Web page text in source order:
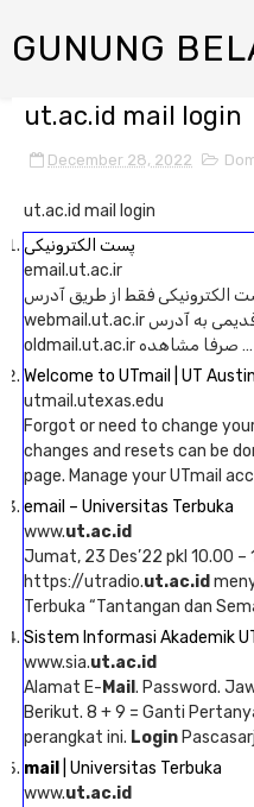
GUNUNG
ut.ac.id mail login
December 28, 2022
ut.ac.id mail login
پست الکترونیکی
email.ut.ac.ir
الکترونیکی فقط از طریق آدرس
webmail.ut.ac.ir امکانپذیر خواهد بود و در وب میل قدیمی به آدرس
oldmail.ut.ac.ir صرفا مشاهده …
Welcome to UTmail | UT Austin
utmail.utexas.edu
Forgot or need to change
changes and resets can be
page. Manage your UTmail
email – Universitas Terbuka
www.ut.ac.id
Jumat, 23 Des’22 pkl 10.00 –
https://utradio.ut.ac.id
Terbuka “Tantangan dan
Sistem Informasi Akademik
www.sia.ut.ac.id
Alamat E- Mail . Password.
Berikut. 8 + 9 = Ganti
perangkat ini. Login
mail
| Universitas Terbuka
www.ut.ac.id